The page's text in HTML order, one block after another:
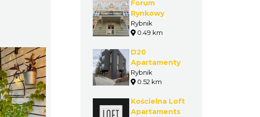
Forum
Rynkowy
Rybnik
0.49 km
D20
Apartamenty
Rybnik
0.52 km
Kościelna Loft
Apartaments